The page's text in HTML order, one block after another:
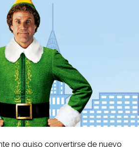
no quiso convertirse de nuevo